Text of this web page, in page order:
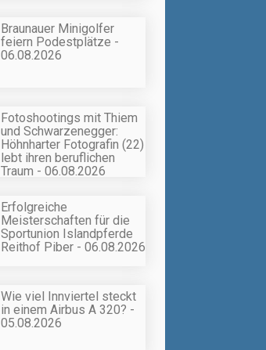
Braunauer Minigolfer
feiern Podestplätze -
06.08.2026
Fotoshootings mit Thiem
und Schwarzenegger:
Höhnharter Fotografin (22)
lebt ihren beruflichen
Traum - 06.08.2026
Erfolgreiche
Meisterschaften für die
Sportunion Islandpferde
Reithof Piber - 06.08.2026
Wie viel Innviertel steckt
in einem Airbus A 320? -
05.08.2026